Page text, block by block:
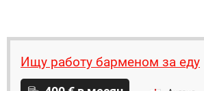
Ищу работу барменом за еду